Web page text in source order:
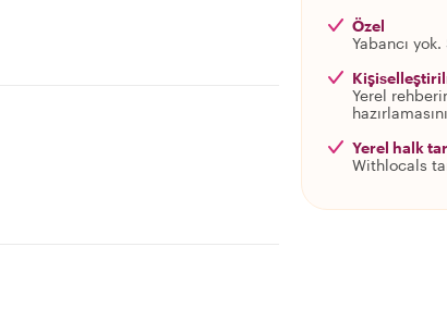
Özel
Yabancı
Yerel
Yerel halk
Withlocals